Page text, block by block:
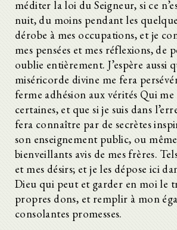
méditer la loi du Seigneur, si ce
nuit, du moins pendant les
dérobe à mes occupations, et je
mes pensées et mes réflexions, de
oublie entièrement. J’espère aussi
miséricorde divine me fera
ferme adhésion aux vérités Qui me
certaines, et que si je suis dans
fera connaître par de secrètes
son enseignement public, ou
bienveillants avis de mes frères.
et mes désirs; et je les dépose ici
Dieu qui peut et garder en moi le
propres dons, et remplir à mon
consolantes promesses.